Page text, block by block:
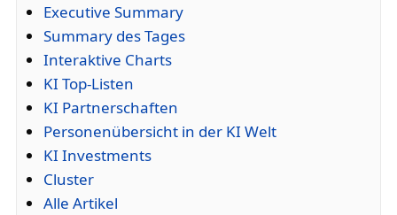
Executive Summary
Summary des Tages
Interaktive Charts
KI Top-Listen
KI Partnerschaften
Personenübersicht in der KI Welt
KI Investments
Cluster
Alle Artikel